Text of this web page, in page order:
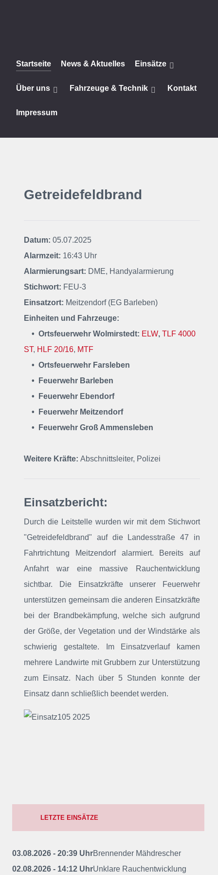
Startseite News & Aktuelles Einsätze
Über uns Fahrzeuge & Technik Kontakt
Impressum
Getreidefeldbrand
Datum: 05.07.2025
Alarmzeit: 16:43 Uhr
Alarmierungsart: DME, Handyalarmierung
Stichwort: FEU-3
Einsatzort: Meitzendorf (EG Barleben)
Einheiten und Fahrzeuge:
• Ortsfeuerwehr Wolmirstedt: ELW, TLF 4000
ST, HLF 20/16, MTF
• Ortsfeuerwehr Farsleben
• Feuerwehr Barleben
• Feuerwehr Ebendorf
• Feuerwehr Meitzendorf
• Feuerwehr Groß Ammensleben
Weitere Kräfte: Abschnittsleiter, Polizei
Einsatzbericht:
Durch die Leitstelle wurden wir mit dem Stichwort
"Getreidefeldbrand" auf die Landesstraße 47 in
Fahrtrichtung Meitzendorf alarmiert. Bereits auf
Anfahrt war eine massive Rauchentwicklung
sichtbar. Die Einsatzkräfte unserer Feuerwehr
unterstützen gemeinsam die anderen Einsatzkräfte
bei der Brandbekämpfung, welche sich aufgrund
der Größe, der Vegetation und der Windstärke als
schwierig gestaltete. Im Einsatzverlauf kamen
mehrere Landwirte mit Grubbern zur Unterstützung
zum Einsatz. Nach über 5 Stunden konnte der
Einsatz dann schließlich beendet werden.
LETZTE EINSÄTZE
03.08.2026 - 20:39 UhrBrennender Mähdrescher
02.08.2026 - 14:12 UhrUnklare Rauchentwicklung